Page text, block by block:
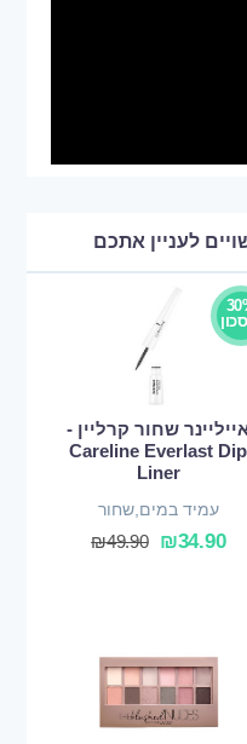
לעניין אתכם
שחור קרליין -
Careline Everlast Dip
Liner
עמיד במים,שחור
₪34.90
₪49.90